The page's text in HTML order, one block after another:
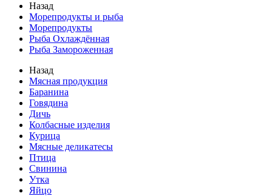
Назад
Морепродукты и рыба
Морепродукты
Рыба Охлаждённая
Рыба Замороженная
Назад
Мясная продукция
Баранина
Говядина
Дичь
Колбасные изделия
Курица
Мясные деликатесы
Птица
Свинина
Утка
Яйцо